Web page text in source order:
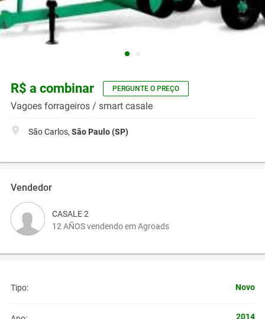
R$ a combinar PERGUNTE O PREÇO
Vagoes forrageiros / smart casale
São Carlos, São Paulo (SP)
Vendedor
CASALE 2
12 AÑOS vendendo em Agroads
Tipo: Novo
2014